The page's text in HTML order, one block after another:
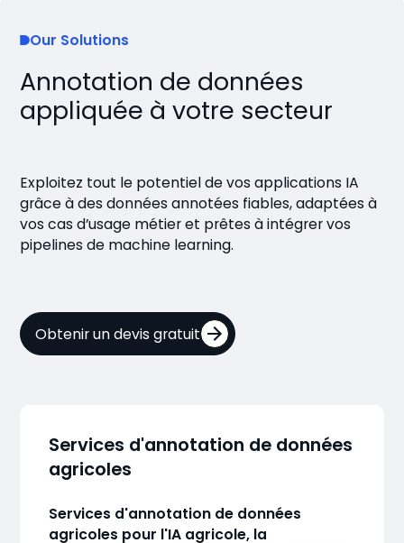
Our Solutions
Annotation de données
appliquée à votre secteur
Exploitez tout le potentiel de vos applications IA
grâce à des données annotées fiables, adaptées à
vos cas d’usage métier et prêtes à intégrer vos
pipelines de machine learning.
Obtenir un devis gratuit
Services d'annotation de données
agricoles
Services d'annotation de données
agricoles pour l'IA agricole, la